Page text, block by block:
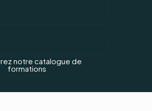
notre catalogue de
formations